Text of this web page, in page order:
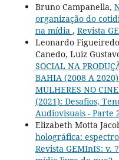
Bruno Campanella,
organização do
na mídia , Revista
Leonardo
Canedo, Luiz
SOCIAL NA
BAHIA (2008 A 2020)
MULHERES NO
(2021): Desafios,
Audiovisuais - Parte
Elizabeth Motta
holográfica:
Revista GEMInIS: v.